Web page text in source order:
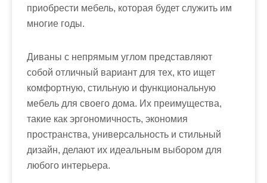
приобрести мебель, которая будет служить им
многие годы.
Диваны с непрямым углом представляют
собой отличный вариант для тех, кто ищет
комфортную, стильную и функциональную
мебель для своего дома. Их преимущества,
такие как эргономичность, экономия
пространства, универсальность и стильный
дизайн, делают их идеальным выбором для
любого интерьера.